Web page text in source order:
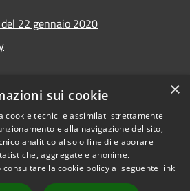
22 gennaio 2020
Copyright © 2026 • Comune di
Marsciano • Powered by
×
sui cookie
cookie tecnici e assimilati strettamente
e alla navigazione del sito,
analitico al solo fine di elaborare
aggregate e anonime.
la cookie policy al seguente link